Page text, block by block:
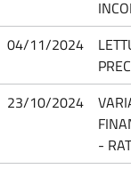
04/11/2024
23/10/2024
-